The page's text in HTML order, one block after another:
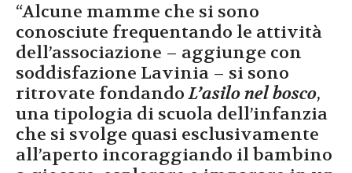
“Alcune mamme che si sono
conosciute frequentando le attività
dell’associazione – aggiunge con
soddisfazione Lavinia – si sono
ritrovate fondandoL’asilo nel bosco,
una tipologia di scuola dell’infanzia
che si svolge quasi esclusivamente
all’aperto incoraggiando il bambino